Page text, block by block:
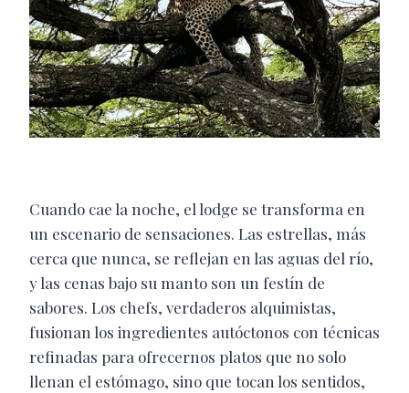
Cuando cae la noche, el lodge se transforma en
un escenario de sensaciones. Las estrellas, más
cerca que nunca, se reflejan en las aguas del río,
y las cenas bajo su manto son un festín de
sabores. Los chefs, verdaderos alquimistas,
fusionan los ingredientes autóctonos con técnicas
refinadas para ofrecernos platos que no solo
llenan el estómago, sino que tocan los sentidos,